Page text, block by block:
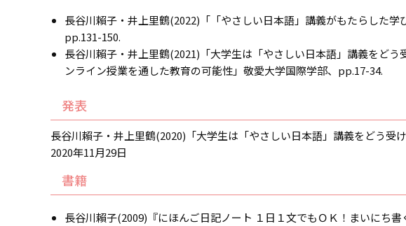
長谷川賴子・井上里鶴(2022)「「やさしい日本語」講義がもたらした
pp.131-150.
長谷川賴子・井上里鶴(2021)「大学生は「やさしい日本語」講義をど
ンライン授業を通した教育の可能性」敬愛大学国際学部、pp.17-34.
発表
長谷川賴子・井上里鶴(2020)「大学生は「やさしい日本語」講義をどう受
2020年11月29日
書籍
長谷川賴子(2009)『にほんご日記ノート １日１文でもＯＫ！まいにち